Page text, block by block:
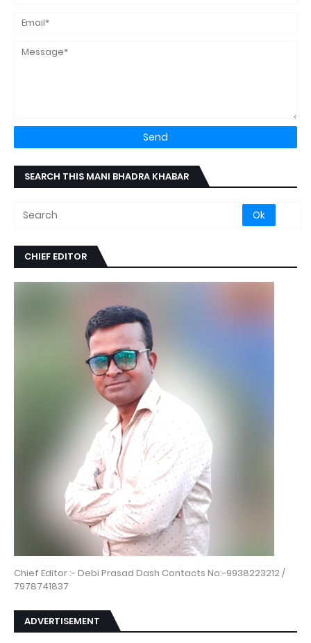
SEARCH THIS MANI BHADRA KHABAR
CHIEF EDITOR
Chief Editor :- Debi Prasad Dash Contacts No:-9938223212 /
7978741837
ADVERTISEMENT